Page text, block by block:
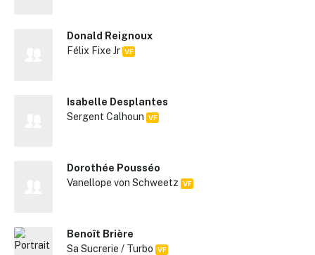
Donald Reignoux
Félix Fixe Jr VF
Isabelle Desplantes
Sergent Calhoun VF
Dorothée Pousséo
Vanellope von Schweetz VF
Benoît Brière
Sa Sucrerie / Turbo VF